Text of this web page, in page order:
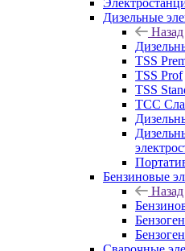
Дизельные
Назад
TSS
TSS Prof
TSS
ТСС
Бензиновые
Назад